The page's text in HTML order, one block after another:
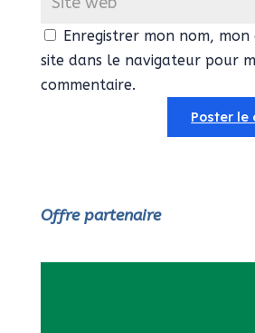
Enregistrer mon nom,
site dans le navigateur pour
commentaire.
Offre partenaire